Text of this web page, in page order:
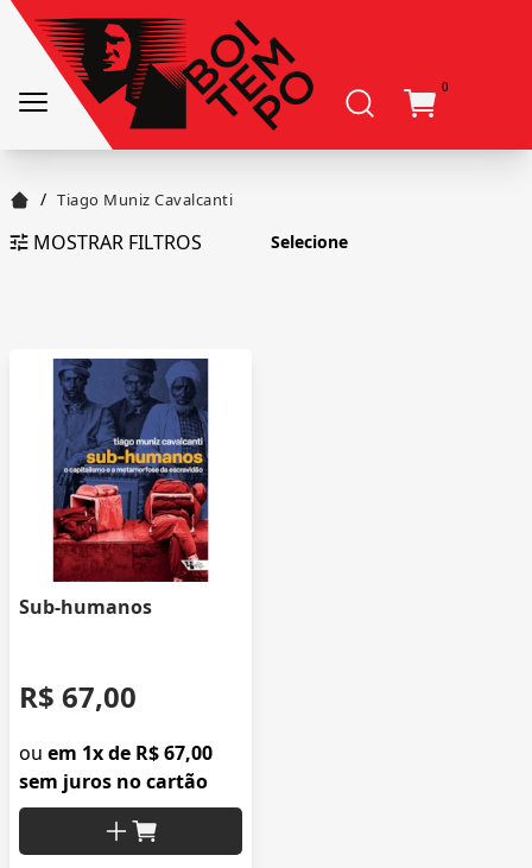
0
/ Tiago Muniz Cavalcanti
MOSTRAR FILTROS
Sub-humanos
R$ 67,00
ou em 1x de R$ 67,00
sem juros no cartão